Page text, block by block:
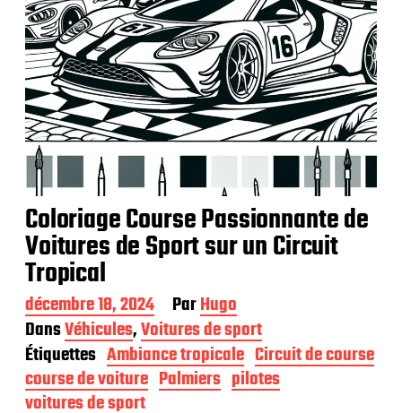
Coloriage Course Passionnante de
Voitures de Sport sur un Circuit
Tropical
D
a
t
e
d
e
décembre 18, 2024 ParHugo
DansVéhicules,Voitures de sport
Étiquettes Ambiance tropicale Circuit de course
course de voiture Palmiers pilotes
voitures de sport